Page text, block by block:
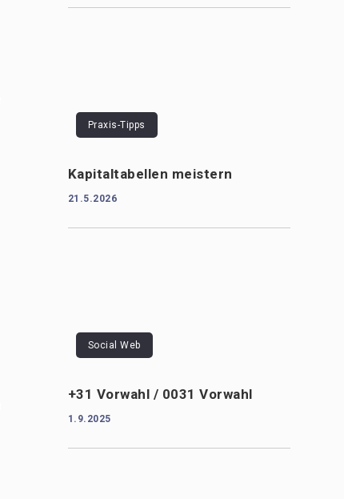
Praxis-Tipps
Kapitaltabellen meistern
21.5.2026
Social Web
+31 Vorwahl / 0031 Vorwahl
1.9.2025